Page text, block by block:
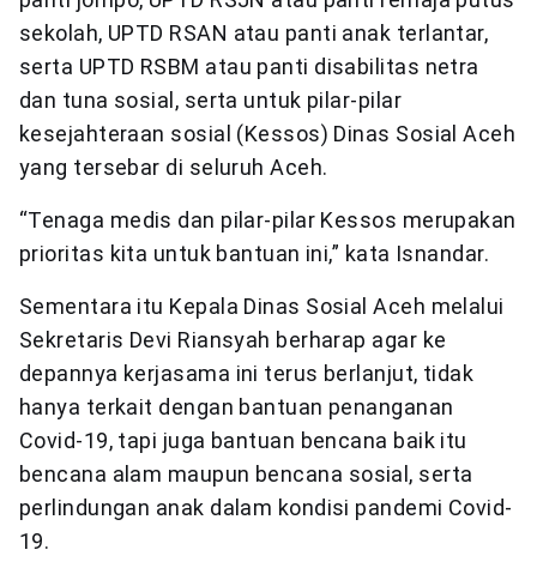
sekolah, UPTD RSAN atau panti anak terlantar,
serta UPTD RSBM atau panti disabilitas netra
dan tuna sosial, serta untuk pilar-pilar
kesejahteraan sosial (Kessos) Dinas Sosial Aceh
yang tersebar di seluruh Aceh.
“Tenaga medis dan pilar-pilar Kessos merupakan
prioritas kita untuk bantuan ini,” kata Isnandar.
Sementara itu Kepala Dinas Sosial Aceh melalui
Sekretaris Devi Riansyah berharap agar ke
depannya kerjasama ini terus berlanjut, tidak
hanya terkait dengan bantuan penanganan
Covid-19, tapi juga bantuan bencana baik itu
bencana alam maupun bencana sosial, serta
perlindungan anak dalam kondisi pandemi Covid-
19.